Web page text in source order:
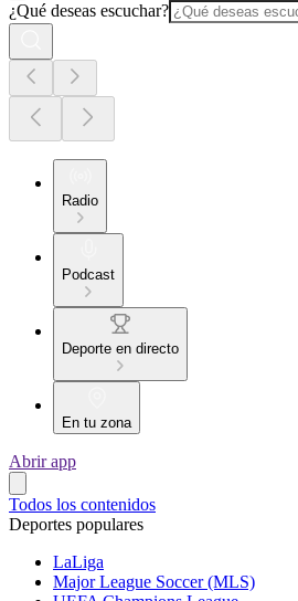
¿Qué deseas escuchar?
Radio
Podcast
Deporte en directo
En tu zona
Abrir app
Todos los contenidos
Deportes populares
LaLiga
Major League Soccer (MLS)